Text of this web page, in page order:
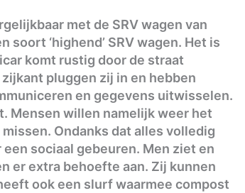
met de SRV wagen van
‘highend’ SRV wagen. Het is
komt rustig door de straat
pluggen zij in en hebben
en gegevens uitwisselen.
Mensen willen namelijk weer het
Ondanks dat alles volledig
sociaal gebeuren. Men ziet en
er extra behoefte aan. Zij kunnen
ook een slurf waarmee compost